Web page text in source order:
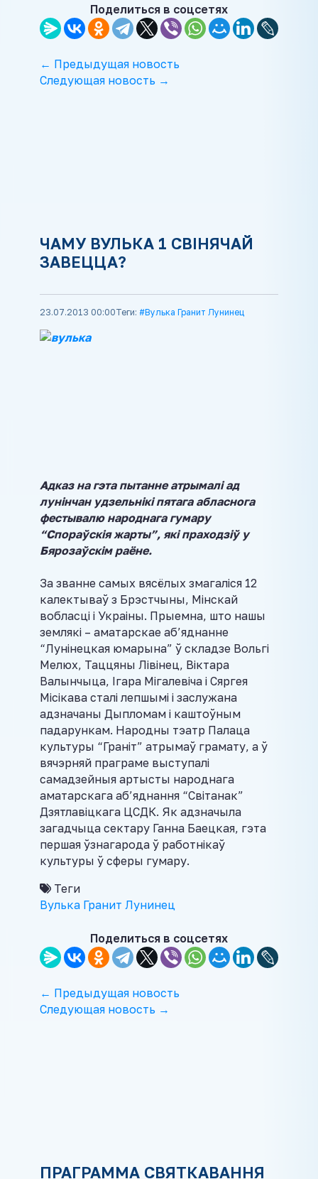
Поделиться в соцсетях
← Предыдущая новость
Следующая новость →
ЧАМУ ВУЛЬКА 1 СВІНЯЧАЙ
ЗАВЕЦЦА?
23.07.2013 00:00Теги: #Вулька Гранит Лунинец
Адказ на гэта пытанне атрымалі ад
лунінчан удзельнікі пятага абласнога
фестывалю народнага гумару
“Спораўскія жарты”, які праходзіў у
Бярозаўскім раёне.
За званне самых вясёлых змагаліся 12
калектываў з Брэстчыны, Мінскай
вобласці і Украіны. Прыемна, што нашы
землякі – аматарскае аб’яднанне
“Лунінецкая юмарына” ў складзе Вольгі
Мелюх, Таццяны Лівінец, Віктара
Валынчыца, Ігара Мігалевіча і Сяргея
Місікава сталі лепшымі і заслужана
адзначаны Дыпломам і каштоўным
падарункам. Народны тэатр Палаца
культуры “Граніт” атрымаў грамату, а ў
вячэрняй праграме выступалі
самадзейныя артысты народнага
аматарскага аб’яднання “Світанак”
Дзятлавіцкага ЦСДК. Як адзначыла
загадчыца сектару Ганна Баецкая, гэта
першая ўзнагарода ў работнікаў
культуры ў сферы гумару.
Теги
Вулька Гранит Лунинец
Поделиться в соцсетях
← Предыдущая новость
Следующая новость →
ПРАГРАММА СВЯТКАВАННЯ